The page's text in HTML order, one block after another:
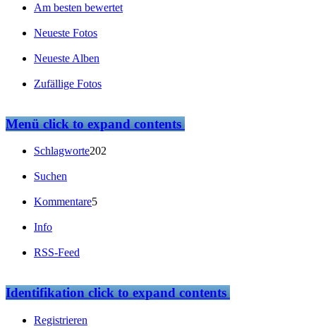
Am besten bewertet
Neueste Fotos
Neueste Alben
Zufällige Fotos
Menüclick to expand contents
Schlagworte202
Suchen
Kommentare5
Info
RSS-Feed
Identifikationclick to expand contents
Registrieren